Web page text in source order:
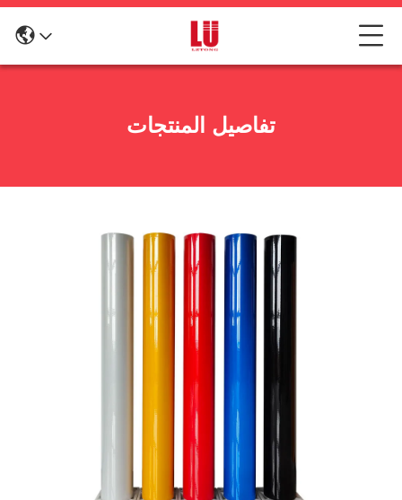
تفاصيل المنتجات